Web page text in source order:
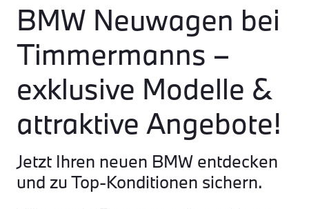
BMW Neuwagen bei
Timmermanns –
exklusive Modelle &
attraktive Angebote!
Jetzt Ihren neuen BMW entdecken
und zu Top-Konditionen sichern.